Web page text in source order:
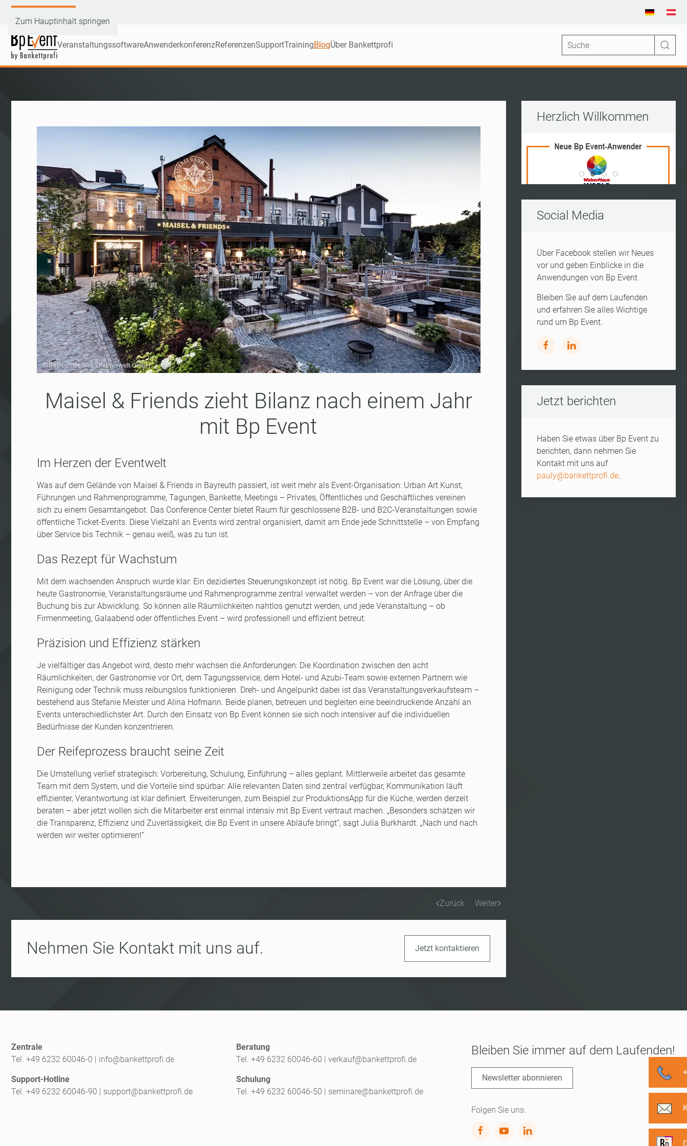
Zum Hauptinhalt springen
VeranstaltungssoftwareAnwenderkonferenzReferenzenSupportTrainingBlogÜber Bankettprofi
Maisel & Friends zieht Bilanz nach einem Jahr
mit Bp Event
Im Herzen der Eventwelt
Was auf dem Gelände von Maisel & Friends in Bayreuth passiert, ist weit mehr als Event-Organisation: Urban Art Kunst,
Führungen und Rahmenprogramme, Tagungen, Bankette, Meetings – Privates, Öffentliches und Geschäftliches vereinen
sich zu einem Gesamtangebot. Das Conference Center bietet Raum für geschlossene B2B- und B2C-Veranstaltungen sowie
öffentliche Ticket-Events. Diese Vielzahl an Events wird zentral organisiert, damit am Ende jede Schnittstelle – von Empfang
über Service bis Technik – genau weiß, was zu tun ist.
Das Rezept für Wachstum
Mit dem wachsenden Anspruch wurde klar: Ein dezidiertes Steuerungskonzept ist nötig. Bp Event war die Lösung, über die
heute Gastronomie, Veranstaltungsräume und Rahmenprogramme zentral verwaltet werden – von der Anfrage über die
Buchung bis zur Abwicklung. So können alle Räumlichkeiten nahtlos genutzt werden, und jede Veranstaltung – ob
Firmenmeeting, Galaabend oder öffentliches Event – wird professionell und effizient betreut.
Präzision und Effizienz stärken
Je vielfältiger das Angebot wird, desto mehr wachsen die Anforderungen: Die Koordination zwischen den acht
Räumlichkeiten, der Gastronomie vor Ort, dem Tagungsservice, dem Hotel- und Azubi-Team sowie externen Partnern wie
Reinigung oder Technik muss reibungslos funktionieren. Dreh- und Angelpunkt dabei ist das Veranstaltungsverkaufsteam –
bestehend aus Stefanie Meister und Alina Hofmann. Beide planen, betreuen und begleiten eine beeindruckende Anzahl an
Events unterschiedlichster Art. Durch den Einsatz von Bp Event können sie sich noch intensiver auf die individuellen
Bedürfnisse der Kunden konzentrieren.
Der Reifeprozess braucht seine Zeit
Die Umstellung verlief strategisch: Vorbereitung, Schulung, Einführung – alles geplant. Mittlerweile arbeitet das gesamte
Team mit dem System, und die Vorteile sind spürbar: Alle relevanten Daten sind zentral verfügbar, Kommunikation läuft
effizienter, Verantwortung ist klar definiert. Erweiterungen, zum Beispiel zur ProduktionsApp für die Küche, werden derzeit
beraten – aber jetzt wollen sich die Mitarbeiter erst einmal intensiv mit Bp Event vertraut machen. „Besonders schätzen wir
die Transparenz, Effizienz und Zuverlässigkeit, die Bp Event in unsere Abläufe bringt“, sagt Julia Burkhardt. „Nach und nach
werden wir weiter optimieren!“
Zurück Weiter
Nehmen Sie Kontakt mit uns auf. Jetzt kontaktieren
Herzlich Willkommen
Vito Frederico Wedding
World Of Living
Kleine Insel
Kerres
Social Media
Über Facebook stellen wir Neues
vor und geben Einblicke in die
Anwendungen von Bp Event.
Bleiben Sie auf dem Laufenden
und erfahren Sie alles Wichtige
rund um Bp Event.
Jetzt berichten
Haben Sie etwas über Bp Event zu
berichten, dann nehmen Sie
Kontakt mit uns auf
pauly@bankettprofi.de.
Zentrale
Tel. +49 6232 60046-0 | info@bankettprofi.de
Support-Hotline
Tel. +49 6232 60046-90 | support@bankettprofi.de
Beratung
Tel. +49 6232 60046-60 | verkauf@bankettprofi.de
Schulung
Tel. +49 6232 60046-50 | seminare@bankettprofi.de
Bleiben Sie immer auf dem Laufenden!
Newsletter abonnieren
Folgen Sie uns: